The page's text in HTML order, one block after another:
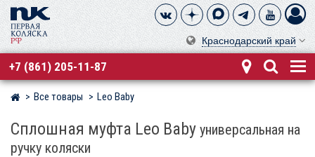
Краснодарский край
+7 (861) 205-11-87
Магазин детских колясок
Все товары Leo Baby
Сплошная муфта Leo Baby универсальная на
ручку коляски